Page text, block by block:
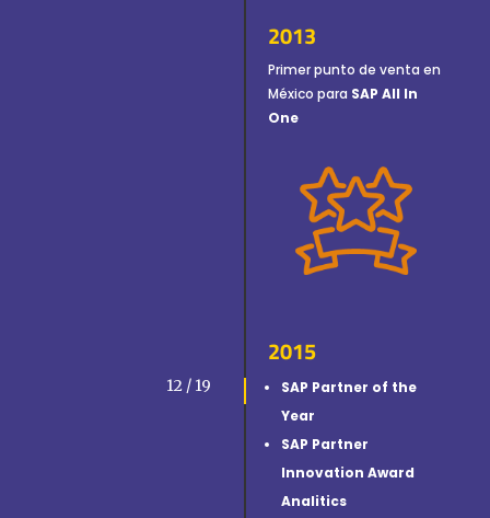
2013
Primer punto de venta en
México para SAP All In
One
12 / 19
2015
SAP Partner of the
Year
SAP Partner
Innovation Award
Analitics